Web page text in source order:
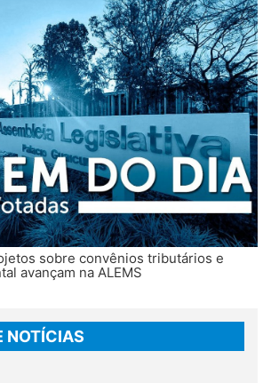
sobre convênios tributários e
avançam na ALEMS
NOTÍCIAS